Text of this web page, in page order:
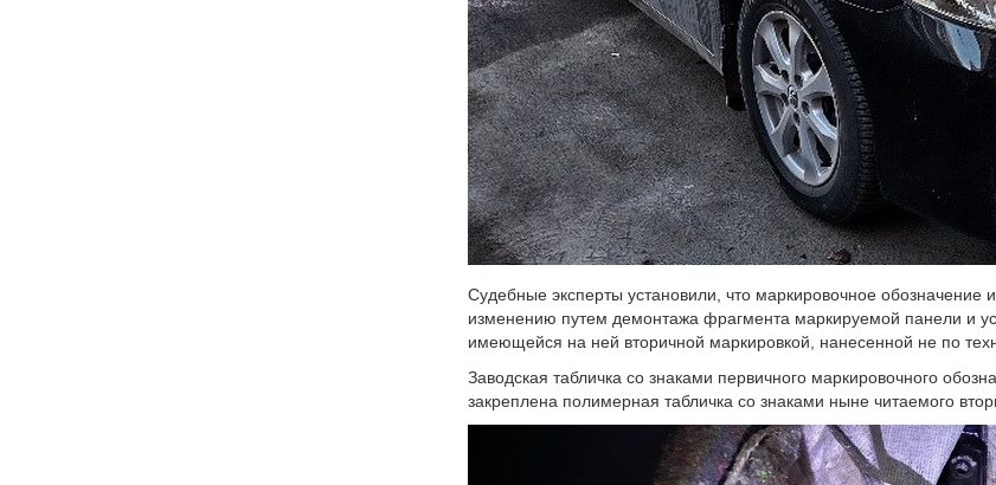
Судебные эксперты установили, что маркировочное
изменению путем демонтажа фрагмента маркируемой панели и
имеющейся на ней вторичной маркировкой, нанесенной не по
Заводская табличка со знаками первичного маркировочного
закреплена полимерная табличка со знаками ныне читаемого